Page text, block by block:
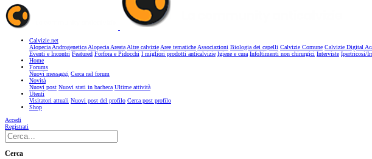
Calvizie.net
Alopecia AndrogeneticaAlopecia AreataAltre calvizieAree tematicheAssociazioni Biologia dei capelli Calvizie Comune Calvizie Digital
Eventi e Incontri Featured Forfora e Pidocchi I migliori prodotti anticalvizie Igiene e cura Infoltimenti non chirurgici Interviste Ipertricosi/
Home
Forums
Nuovi messaggi Cerca nel forum
Novità
Nuovi post Nuovi stati in bacheca Ultime attività
Utenti
Visitatori attuali Nuovi post del profilo Cerca post profilo
Shop
Accedi
Registrati
Cerca